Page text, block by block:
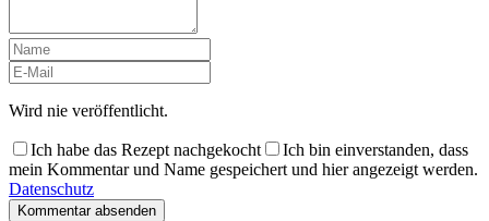
Wird nie veröffentlicht.
Ich habe das Rezept nachgekocht
Ich bin einverstanden, dass
mein Kommentar und Name gespeichert und hier angezeigt werden.
Datenschutz
Kommentar absenden